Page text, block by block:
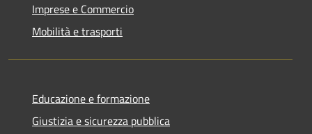
Imprese e Commercio
Mobilità e trasporti
Educazione e formazione
Giustizia e sicurezza pubblica